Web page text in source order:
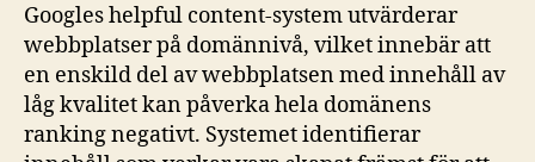
Googles helpful content-system utvärderar
webbplatser på domännivå, vilket innebär att
en enskild del av webbplatsen med innehåll av
låg kvalitet kan påverka hela domänens
ranking negativt. Systemet identifierar